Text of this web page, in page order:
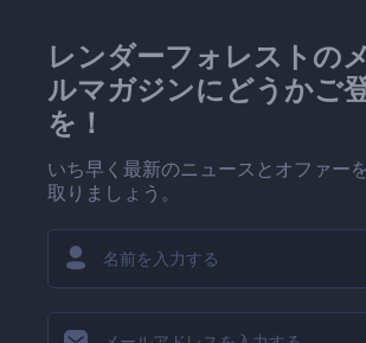
レンダーフォレストの
ルマガジンにどうかご
を！
いち早く最新のニュースとオファー
取りましょう。